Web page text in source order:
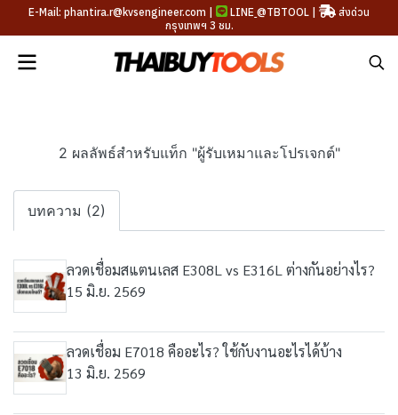
E-Mail: phantira.r@kvsengineer.com | LINE @TBTOOL |
ส่งด่วน
กรุงเทพฯ 3 ชม.
2 ผลลัพธ์สำหรับแท็ก "ผู้รับเหมาและโปรเจกต์"
บทความ (2)
ลวดเชื่อมสแตนเลส E308L vs E316L ต่างกันอย่างไร?
15 มิ.ย. 2569
ลวดเชื่อม E7018 คืออะไร? ใช้กับงานอะไรได้บ้าง
13 มิ.ย. 2569